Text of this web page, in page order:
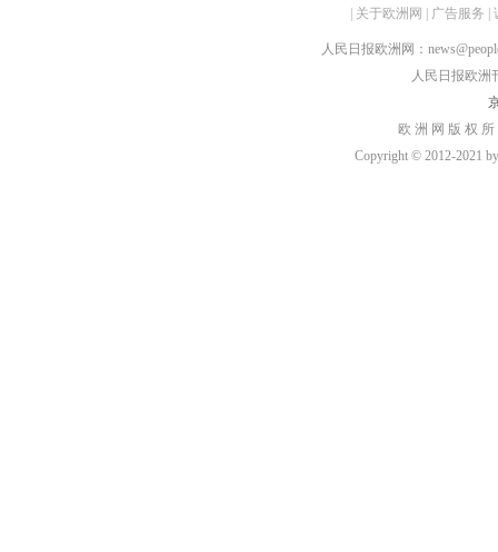
关于欧洲网 广告服务
人民日报欧洲网：
人民日报欧洲
欧 洲 网 版 权
Copyright © 2012-2021